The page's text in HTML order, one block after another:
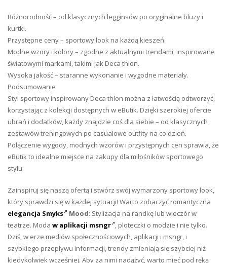
Różnorodność – od klasycznych legginsów po oryginalne bluzy i
kurtki.
Przystępne ceny – sportowy look na każdą kieszeń.
Modne wzory i kolory – zgodne z aktualnymi trendami, inspirowane
światowymi markami, takimi jak Deca thlon.
Wysoka jakość – staranne wykonanie i wygodne materiały.
Podsumowanie
Styl sportowy inspirowany Deca thlon można z łatwością odtworzyć,
korzystając z kolekcji dostępnych w eButik. Dzięki szerokiej ofercie
ubrań i dodatków, każdy znajdzie coś dla siebie – od klasycznych
zestawów treningowych po casualowe outfity na co dzień.
Połączenie wygody, modnych wzorów i przystępnych cen sprawia, że
eButik to idealne miejsce na zakupy dla miłośników sportowego
stylu.
Zainspiruj się naszą ofertą i stwórz swój wymarzony sportowy look,
który sprawdzi się w każdej sytuacji! Warto zobaczyć romantyczna
elegancja Smyks
Mood: Stylizacja na randkę lub wieczór w
teatrze. Moda w aplikacji msngr , ploteczki o modzie i nie tylko.
Dziś, w erze mediów społecznościowych, aplikacji i msngr, i
szybkiego przepływu informacji, trendy zmieniają się szybciej niż
kiedykolwiek wcześniej. Aby za nimi nadążyć, warto mieć pod ręką